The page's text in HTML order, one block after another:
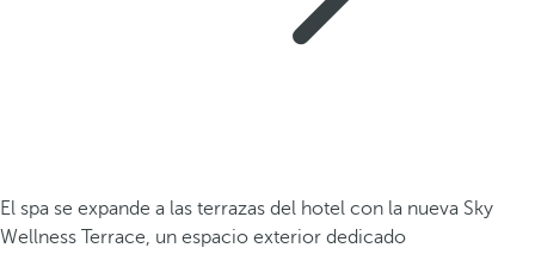
El spa se expande a las terrazas del hotel con la nueva Sky
Wellness Terrace, un espacio exterior dedicado